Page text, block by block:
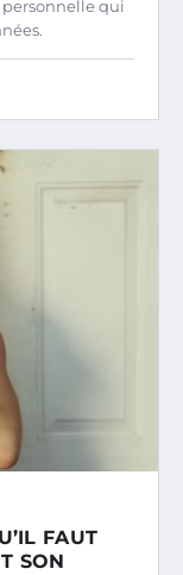
personnelle qui
FAUT
SON